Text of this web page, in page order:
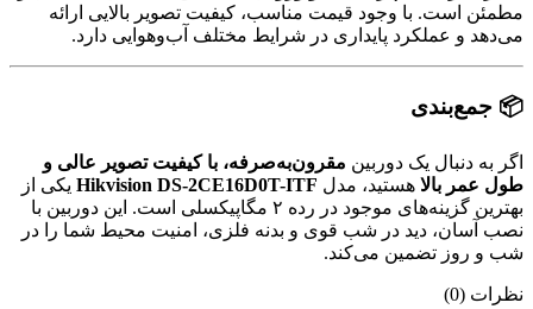
مطمئن است. با وجود قیمت مناسب، کیفیت تصویر بالایی ارائه
می‌دهد و عملکرد پایداری در شرایط مختلف آب‌وهوایی دارد.
📦 جمع‌بندی
اگر به دنبال یک دوربین مقرون‌به‌صرفه، با کیفیت تصویر عالی و
طول عمر بالا هستید، مدل Hikvision DS-2CE16D0T-ITF یکی از
بهترین گزینه‌های موجود در رده ۲ مگاپیکسلی است. این دوربین با
نصب آسان، دید در شب قوی و بدنه فلزی، امنیت محیط شما را در
شب و روز تضمین می‌کند.
نظرات (0)